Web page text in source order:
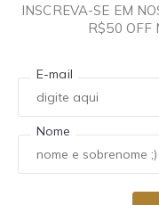
INSCREVA-SE EM
R$50 OFF
E-mail
Nome